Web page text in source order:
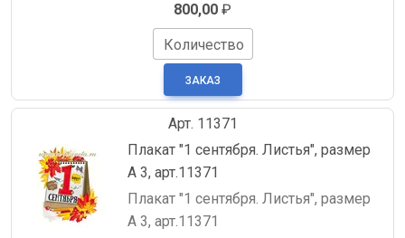
800,00 ₽
Количество
Арт. 11371
Плакат "1 сентября. Листья", размер
А 3, арт.11371
Плакат "1 сентября. Листья", размер
А 3, арт.11371